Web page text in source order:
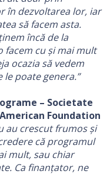
în dezvoltarea lor, iar
să facem asta.
încă de la
facem cu și mai mult
ocazia să vedem
poate genera.”
– Societate
Foundation
au crescut frumos și
că programul
mult, sau chiar
Ca finanțator, ne